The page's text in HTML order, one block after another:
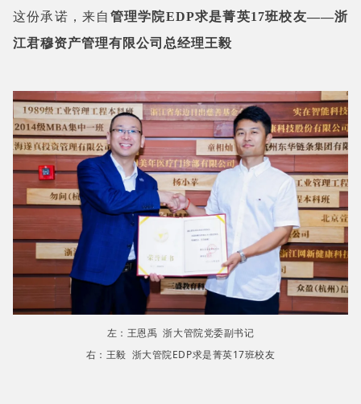
这份承诺，来自 管理学院EDP求是菁英17班校友——浙
江君穆资产管理有限公司总经理王毅
左：王恩禹 浙大管院党委副书记
右：王毅 浙大管院EDP求是菁英17班校友